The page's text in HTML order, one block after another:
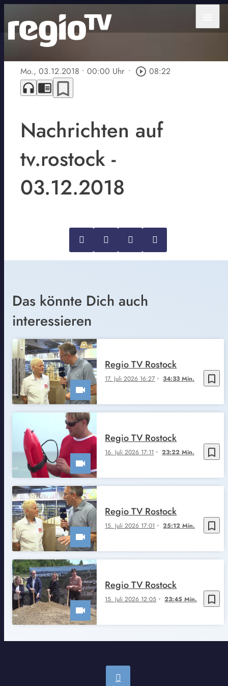
Mo., 03.12.2018 • 00:00 Uhr • play_circle_outline 08:22
headphones chrome_reader_mode bookmark_border
Nachrichten auf
tv.rostock -
03.12.2018
Das könnte Dich auch
interessieren
bookmark_border
17. Juli 2026 16:27 34:33 Min.
Regio TV Rostock
bookmark_border
16. Juli 2026 17:11 23:22 Min.
Regio TV Rostock
bookmark_border
15. Juli 2026 17:01 25:12 Min.
Regio TV Rostock
bookmark_border
15. Juli 2026 12:05 23:45 Min.
Regio TV Rostock